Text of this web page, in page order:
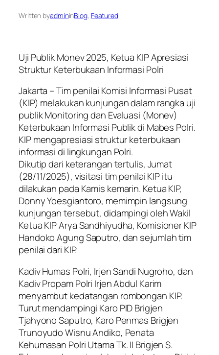
Written byadmininBlog, Featured
Uji Publik Monev 2025, Ketua KIP Apresiasi
Struktur Keterbukaan Informasi Polri
Jakarta – Tim penilai Komisi Informasi Pusat
(KIP) melakukan kunjungan dalam rangka uji
publik Monitoring dan Evaluasi (Monev)
Keterbukaan Informasi Publik di Mabes Polri.
KIP mengapresiasi struktur keterbukaan
informasi di lingkungan Polri.
Dikutip dari keterangan tertulis, Jumat
(28/11/2025), visitasi tim penilai KIP itu
dilakukan pada Kamis kemarin. Ketua KIP,
Donny Yoesgiantoro, memimpin langsung
kunjungan tersebut, didampingi oleh Wakil
Ketua KIP Arya Sandhiyudha, Komisioner KIP
Handoko Agung Saputro, dan sejumlah tim
penilai dari KIP.
Kadiv Humas Polri, Irjen Sandi Nugroho, dan
Kadiv Propam Polri Irjen Abdul Karim
menyambut kedatangan rombongan KIP.
Turut mendampingi Karo PID Brigjen
Tjahyono Saputro, Karo Penmas Brigjen
Trunoyudo Wisnu Andiko, Penata
Kehumasan Polri Utama Tk. II Brigjen S.